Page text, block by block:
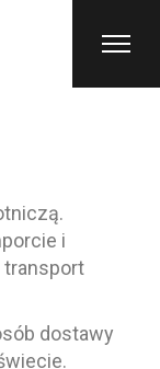
i
dostawy